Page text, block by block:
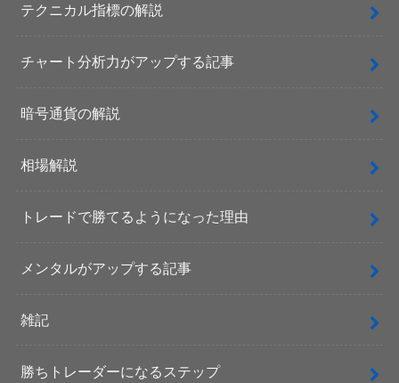
テクニカル指標の解説
チャート分析力がアップする記事
暗号通貨の解説
相場解説
トレードで勝てるようになった理由
メンタルがアップする記事
雑記
勝ちトレーダーになるステップ